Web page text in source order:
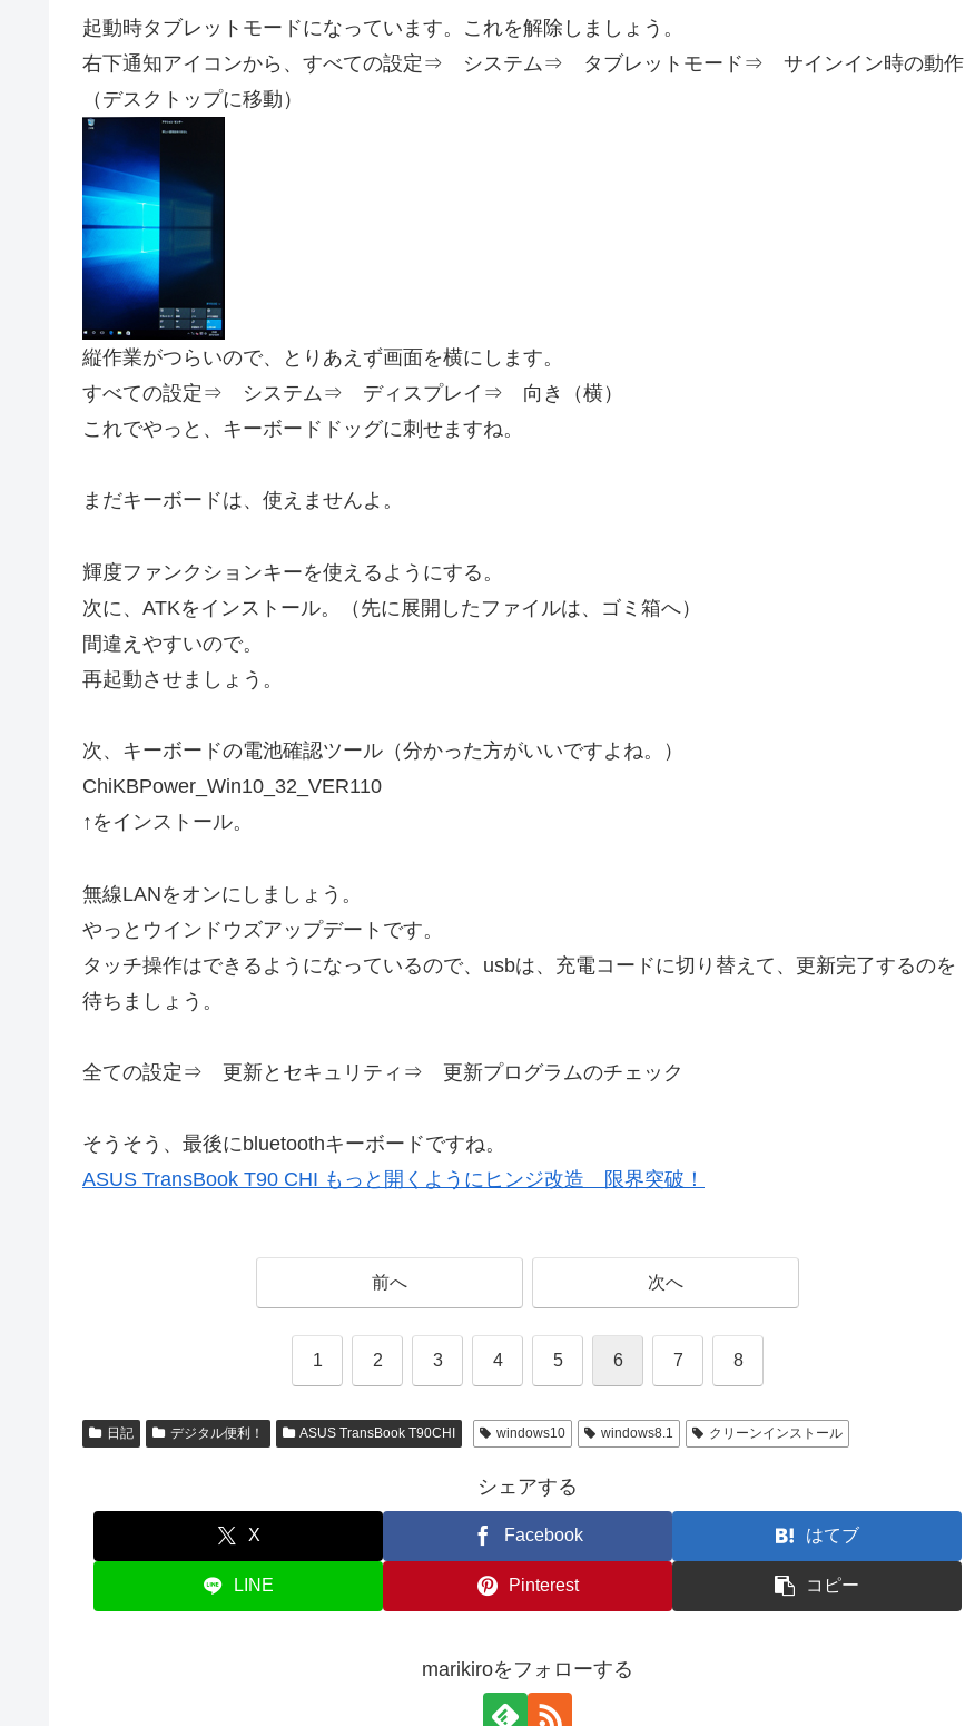
起動時タブレットモードになっています。これを解除しましょう。
右下通知アイコンから、すべての設定⇒ システム⇒ タブレットモード⇒ サインイン時の動作
（デスクトップに移動）
縦作業がつらいので、とりあえず画面を横にします。
すべての設定⇒ システム⇒ ディスプレイ⇒ 向き（横）
これでやっと、キーボードドッグに刺せますね。
まだキーボードは、使えませんよ。
輝度ファンクションキーを使えるようにする。
次に、ATKをインストール。（先に展開したファイルは、ゴミ箱へ）
間違えやすいので。
再起動させましょう。
次、キーボードの電池確認ツール（分かった方がいいですよね。）
ChiKBPower_Win10_32_VER110
↑をインストール。
無線LANをオンにしましょう。
やっとウインドウズアップデートです。
タッチ操作はできるようになっているので、usbは、充電コードに切り替えて、更新完了するのを
待ちましょう。
全ての設定⇒ 更新とセキュリティ⇒ 更新プログラムのチェック
そうそう、最後にbluetoothキーボードですね。
ASUS TransBook T90 CHI もっと開くようにヒンジ改造 限界突破！
前へ 次へ
1 2 3 4 5 6 7 8
日記 デジタル便利！ ASUS TransBook T90CHI windows10 windows8.1 クリーンインストール
シェアする
X Facebook はてブ
LINE Pinterest コピー
marikiroをフォローする